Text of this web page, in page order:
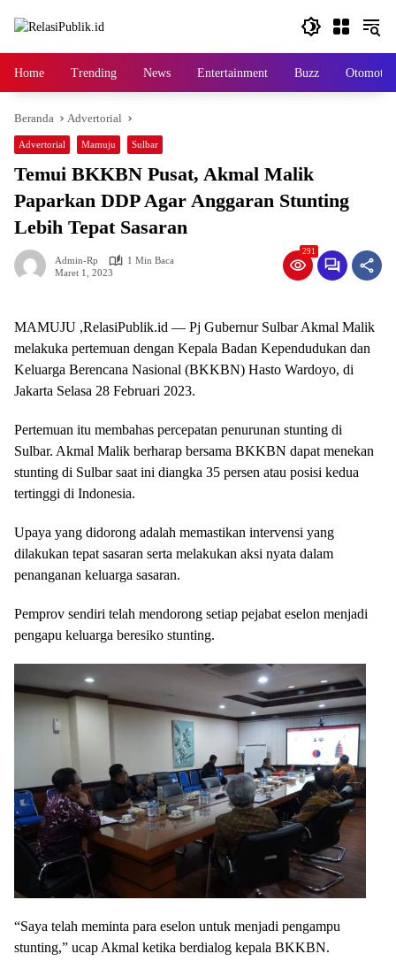
Home Trending News Entertainment Buzz Otomotif
Beranda Advertorial
Advertorial Mamuju Sulbar
Temui BKKBN Pusat, Akmal Malik
Paparkan DDP Agar Anggaran Stunting
Lebih Tepat Sasaran
Admin-Rp
1 Min Baca
Maret 1, 2023
291
MAMUJU ,RelasiPublik.id — Pj Gubernur Sulbar Akmal Malik
melakuka pertemuan dengan Kepala Badan Kependudukan dan
Keluarga Berencana Nasional (BKKBN) Hasto Wardoyo, di
Jakarta Selasa 28 Februari 2023.
Pertemuan itu membahas percepatan penurunan stunting di
Sulbar. Akmal Malik berharap bersama BKKBN dapat menekan
stunting di Sulbar saat ini diangka 35 persen atau posisi kedua
tertinggi di Indonesia.
Upaya yang didorong adalah memastikan intervensi yang
dilakukan tepat sasaran serta melakukan aksi nyata dalam
penanganan keluarga sasaran.
Pemprov sendiri telah mendorong setiap pejabat eselon menjadi
pengapu keluarga beresiko stunting.
“Saya telah meminta para eselon untuk menjadi pengampu
stunting,” ucap Akmal ketika berdialog kepala BKKBN.